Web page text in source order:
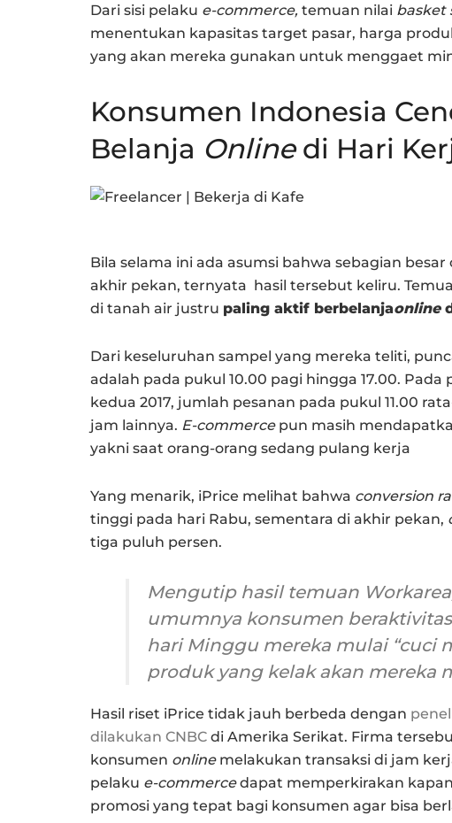
Dari sisi pelaku e-commerce, temuan nilai basket
menentukan kapasitas target pasar, harga
yang akan mereka gunakan untuk menggaet
Konsumen Indonesia
Belanja Onlinedi Hari
Bila selama ini ada asumsi bahwa sebagian
akhir pekan, ternyata hasil tersebut keliru.
di tanah air justru paling aktif berbelanjaonline
Dari keseluruhan sampel yang mereka teliti,
adalah pada pukul 10.00 pagi hingga 17.00.
kedua 2017, jumlah pesanan pada pukul 11.00
jam lainnya. E-commerce pun masih
yakni saat orang-orang sedang pulang kerja
Yang menarik, iPrice melihat bahwa conversion
tinggi pada hari Rabu, sementara di akhir pekan,
tiga puluh persen.
Mengutip hasil temuan
umumnya konsumen
hari Minggu mereka mulai “cuci
produk yang kelak akan mereka
Hasil riset iPrice tidak jauh berbeda dengan
dilakukan CNBC di Amerika Serikat. Firma
konsumen online melakukan transaksi di jam
pelaku e-commercedapat memperkirakan
promosi yang tepat bagi konsumen agar bisa